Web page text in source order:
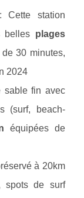
Cette station
belles plages
30 minutes,
2024
sable fin avec
(surf, beach-
équipées de
à 20km
spots de surf